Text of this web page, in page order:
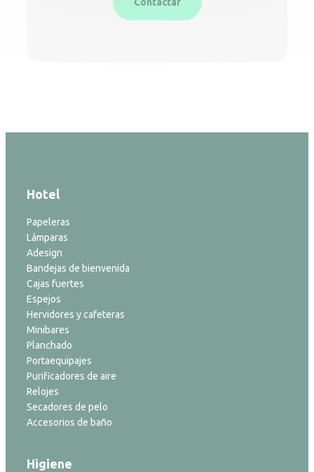
Hotel
Papeleras
Lámparas
Adesign
Bandejas de bienvenida
Cajas fuertes
Espejos
Hervidores y cafeteras
Minibares
Planchado
Portaequipajes
Purificadores de aire
Relojes
Secadores de pelo
Accesorios de baño
Higiene